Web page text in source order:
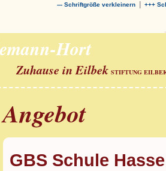
--- Schriftgröße verkleinern | +++
Hort
Zuhause in Eilbek STIFTUNG
Angebot
GBS Schule